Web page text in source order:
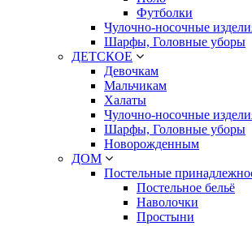
Футболки
Чулочно-носочные
Шарфы, Головные уборы
ДЕТСКОЕ
Девочкам
Мальчикам
Халаты
Чулочно-носочные
Шарфы, Головные уборы
Новорожденным
ДОМ
Постельные
Постельное бельё
Наволочки
Простыни